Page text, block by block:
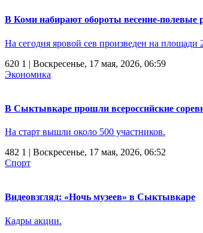
В Коми набирают обороты весенне-полевые
На сегодня яровой сев произведен на площади
620 1 | Воскресенье, 17 мая, 2026, 06:59
Экономика
В Сыктывкаре прошли всероссийские
На старт вышли около 500 участников.
482 1 | Воскресенье, 17 мая, 2026, 06:52
Спорт
Видеовзгляд: «Ночь музеев» в Сыктывкаре
Кадры акции.